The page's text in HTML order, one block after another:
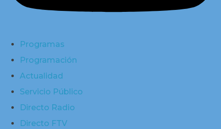
Programas
Programación
Actualidad
Servicio Público
Directo Radio
Directo FTV